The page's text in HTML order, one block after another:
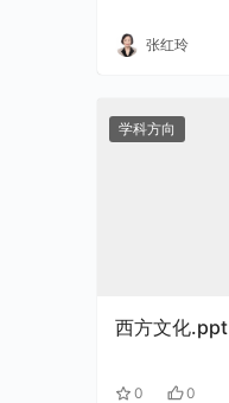
张红玲
学科方向
西方文化.ppt
0 0